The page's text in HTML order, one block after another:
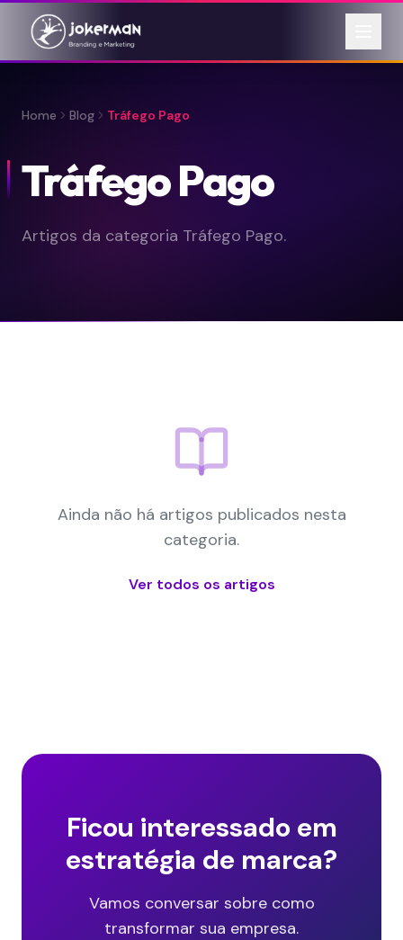
Home Blog Tráfego Pago
Tráfego Pago
Artigos da categoria Tráfego Pago.
Ainda não há artigos publicados nesta
categoria.
Ver todos os artigos
Ficou interessado em
estratégia de marca?
Vamos conversar sobre como
transformar sua empresa.